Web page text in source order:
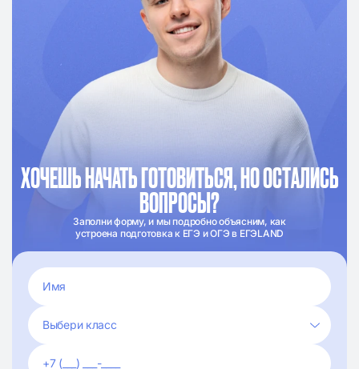
ХОЧЕШЬ НАЧАТЬ ГОТОВИТЬСЯ, НО ОСТАЛИСЬ
ВОПРОСЫ?
Заполни форму, и мы подробно объясним, как
устроена подготовка к ЕГЭ и ОГЭ в ЕГЭLAND